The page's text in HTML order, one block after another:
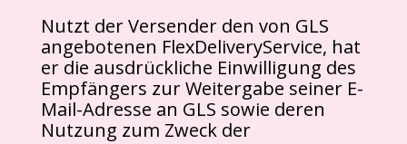
Nutzt der Versender den von GLS
angebotenen FlexDeliveryService, hat
er die ausdrückliche Einwilligung des
Empfängers zur Weitergabe seiner E-
Mail-Adresse an GLS sowie deren
Nutzung zum Zweck der